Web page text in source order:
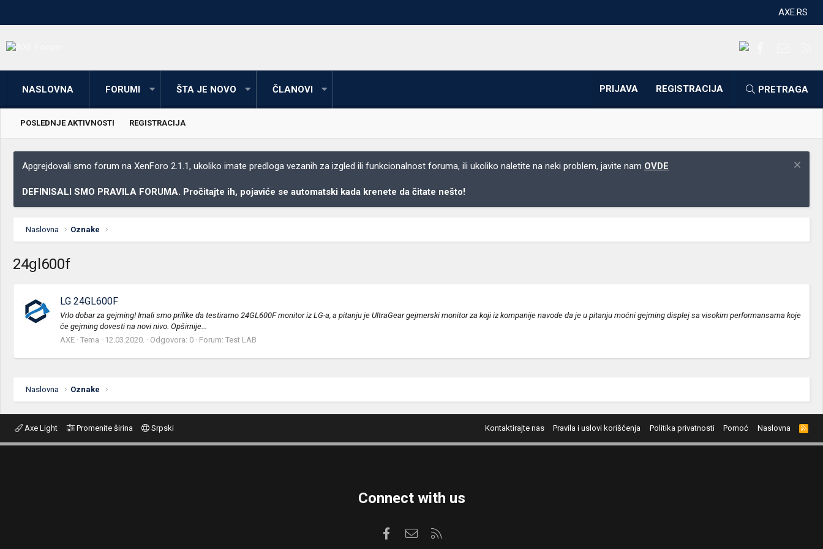
AXE.RS
NASLOVNA FORUMI ŠTA JE NOVO ČLANOVI PRIJAVA REGISTRACIJA PRETRAGA
POSLEDNJE AKTIVNOSTI REGISTRACIJA
Apgrejdovali smo forum na XenForo 2.1.1, ukoliko imate predloga vezanih za izgled ili funkcionalnost foruma, ili ukoliko naletite na neki problem, javite nam OVDE
DEFINISALI SMO PRAVILA FORUMA. Pročitajte ih, pojaviće se automatski kada krenete da čitate nešto!
Naslovna Oznake
24gl600f
LG 24GL600F
Vrlo dobar za gejming! Imali smo prilike da testiramo 24GL600F monitor iz LG-a, a pitanju je UltraGear gejmerski monitor za koji iz kompanije navode da je u pitanju moćni gejming displej sa visokim performansama koje
će gejming dovesti na novi nivo. Opširnije...
AXE Tema 12.03.2020. Odgovora: 0 Forum: Test LAB
Naslovna Oznake
Axe Light Promenite širina Srpski Kontaktirajte nas Pravila i uslovi korišćenja Politika privatnosti Pomoć Naslovna
R
S
S
Connect with us
FacebookKontaktirajte nas